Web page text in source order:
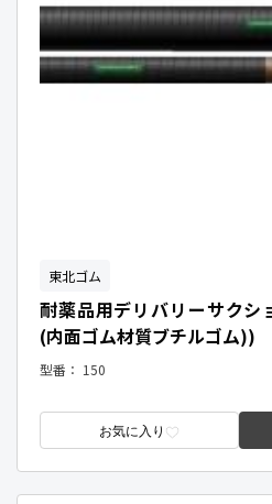
東北ゴム
耐薬品用デリバリーサクシ
(内面ゴム材質ブチルゴム))
型番： 150
お気に入り